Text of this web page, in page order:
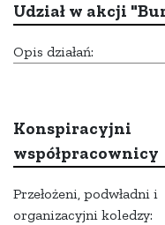
Udział w akcji
Opis działań:
Konspiracyjni
współpracownicy
Przełożeni, podwładni i
organizacyjni koledzy: